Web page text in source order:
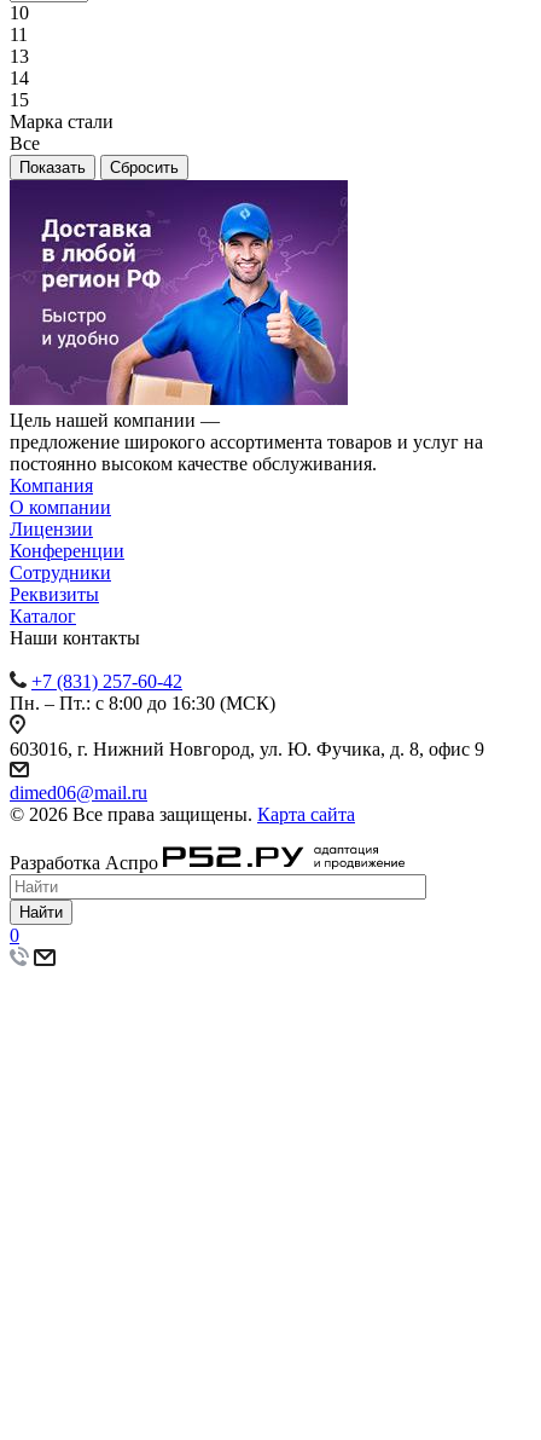
10
11
13
14
15
Марка стали
Все
Сбросить
Цель нашей компании —
предложение широкого ассортимента товаров и услуг на
постоянно высоком качестве обслуживания.
Компания
О компании
Лицензии
Конференции
Сотрудники
Реквизиты
Каталог
Наши контакты
+7 (831) 257-60-42
Пн. – Пт.: с 8:00 до 16:30 (МСК)
603016, г. Нижний Новгород, ул. Ю. Фучика, д. 8, офис 9
dimed06@mail.ru
© 2026 Все права защищены. Карта сайта
Разработка Аспро
Найти
0